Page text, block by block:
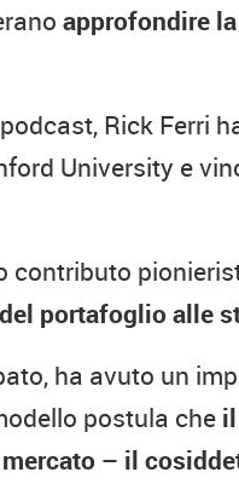
approfondire
Rick Ferri
University e
contributo
portafoglio alle
ha avuto un
postula che
– il